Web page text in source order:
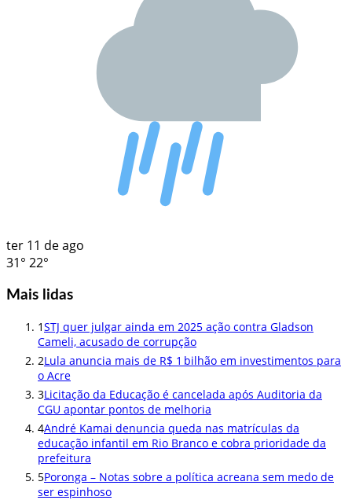
ter 11 de ago
31° 22°
Mais lidas
1STJ quer julgar ainda em 2025 ação contra Gladson
Cameli, acusado de corrupção
2Lula anuncia mais de R$ 1 bilhão em investimentos para
o Acre
3Licitação da Educação é cancelada após Auditoria da
CGU apontar pontos de melhoria
4André Kamai denuncia queda nas matrículas da
educação infantil em Rio Branco e cobra prioridade da
prefeitura
5Poronga – Notas sobre a política acreana sem medo de
ser espinhoso